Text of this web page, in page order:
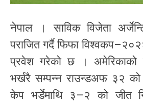
नेपाल । साविक विजेता
पराजित गर्दै फिफा
प्रवेश गरेको छ । अमेरिकाको
भर्खरै सम्पन्न राउन्डअफ ३२ को
केप भर्डेमाथि ३–२ को जीत